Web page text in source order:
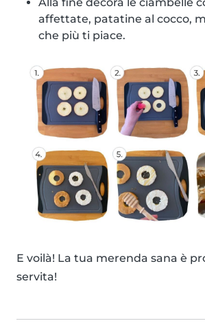
Alla fine decora le ciambelle
affettate, patatine al cocco,
che più ti piace.
E voilà! La tua merenda sana è
servita!